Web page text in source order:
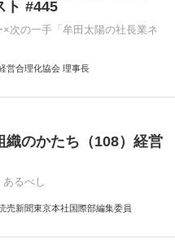
ト #445
×次の一手「牟田太陽の社長業ネ
営合理化協会 理事長
織のかたち（108）経営
るべし
売新聞東京本社国際部編集委員